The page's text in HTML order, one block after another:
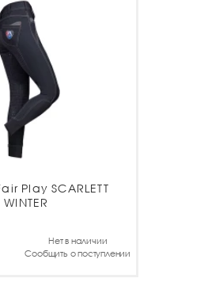
Play SCARLETT
WINTER
Нет в наличии
Сообщить о поступлении